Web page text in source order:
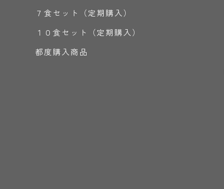
７食セット（定期購入）
１０食セット（定期購入）
都度購入商品